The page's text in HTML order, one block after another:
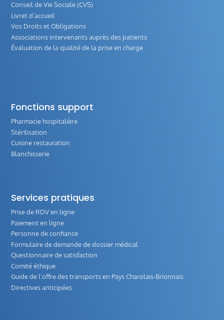
Conseil de Vie Sociale (CVS)
Livret d’accueil
Vos Droits et Obligations
Associations intervenants auprès des patients
Évaluation de la qualité de la prise en charge
Fonctions support
Pharmacie hospitalière
Stérilisation
Cuisine restauration
Blanchisserie
Services pratiques
Prise de RDV en ligne
Paiement en ligne
Personne de confiance
Formulaire de demande de dossier médical
Questionnaire de satisfaction
Comité éthique
Guide de l‘offre des transports en Pays Charolais-Brionnais
Directives anticipées